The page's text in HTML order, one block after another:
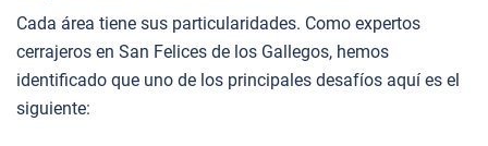
Cada área tiene sus particularidades. Como expertos
cerrajeros en San Felices de los Gallegos, hemos
identificado que uno de los principales desafíos aquí es el
siguiente: